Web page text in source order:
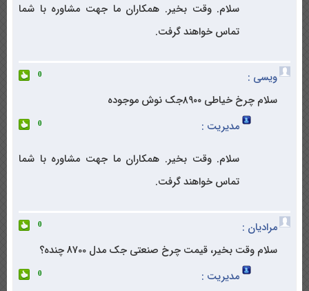
سلام. وقت بخیر. همکاران ما جهت مشاوره با شما
تماس خواهند گرفت.
ویسی : 0
سلام چرخ خیاطی ۸۹۰۰جک نوش موجوده
مدیریت :
0
سلام. وقت بخیر. همکاران ما جهت مشاوره با شما
تماس خواهند گرفت.
مرادیان : 0
سلام وقت بخیر، قیمت چرخ صنعتی جک مدل 8700 چنده؟
مدیریت :
0